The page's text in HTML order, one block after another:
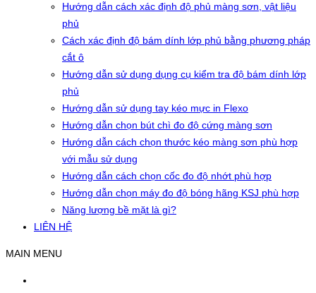
Hướng dẫn cách xác định độ phủ màng sơn, vật liệu
phủ
Cách xác định độ bám dính lớp phủ bằng phương pháp
cắt ô
Hướng dẫn sử dụng dụng cụ kiểm tra độ bám dính lớp
phủ
Hướng dẫn sử dụng tay kéo mực in Flexo
Hướng dẫn chọn bút chì đo độ cứng màng sơn
Hướng dẫn cách chọn thước kéo màng sơn phù hợp
với mẫu sử dụng
Hướng dẫn cách chọn cốc đo độ nhớt phù hợp
Hướng dẫn chọn máy đo độ bóng hãng KSJ phù hợp
Năng lượng bề mặt là gì?
LIÊN HỆ
MAIN MENU